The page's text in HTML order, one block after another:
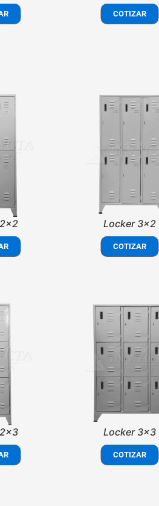
COTIZAR
Locker 3x2
COTIZAR
Locker 3x3
COTIZAR